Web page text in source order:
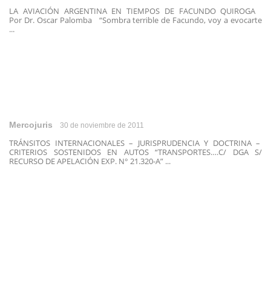
LA AVIACIÓN ARGENTINA EN TIEMPOS DE FACUNDO QUIROGA
Por Dr. Oscar Palomba “Sombra terrible de Facundo, voy a evocarte
...
Mercojuris 30 de noviembre de 2011
TRÁNSITOS INTERNACIONALES – JURISPRUDENCIA Y DOCTRINA –
CRITERIOS SOSTENIDOS EN AUTOS “TRANSPORTES….C/ DGA S/
RECURSO DE APELACIÓN EXP. N° 21.320-A” ...